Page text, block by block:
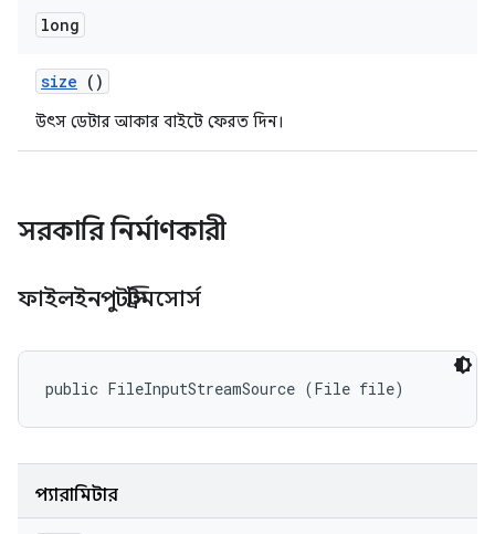
long
size ()
উৎস ডেটার আকার বাইটে ফেরত দিন।
সরকারি নির্মাণকারী
ফাইলইনপুটস্ট্রিমসোর্স
public FileInputStreamSource (File file)
প্যারামিটার